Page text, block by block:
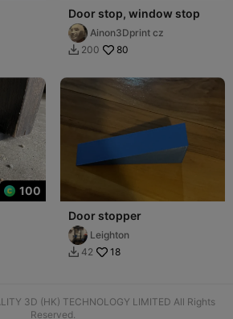
Door stop, window stop
Ainon3Dprint cz
 200 80
100
Door stopper
Leighton
 42 18
3D (HK) TECHNOLOGY LIMITED All Rights
Reserved.